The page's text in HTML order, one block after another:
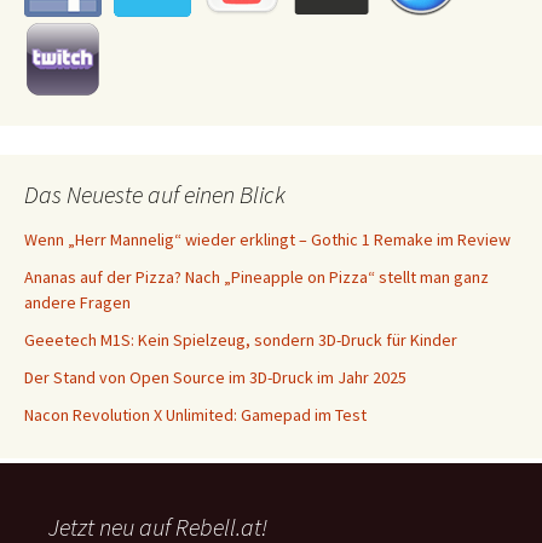
Das Neueste auf einen Blick
Wenn „Herr Mannelig“ wieder erklingt – Gothic 1 Remake im Review
Ananas auf der Pizza? Nach „Pineapple on Pizza“ stellt man ganz
andere Fragen
Geeetech M1S: Kein Spielzeug, sondern 3D-Druck für Kinder
Der Stand von Open Source im 3D-Druck im Jahr 2025
Nacon Revolution X Unlimited: Gamepad im Test
Jetzt neu auf Rebell.at!